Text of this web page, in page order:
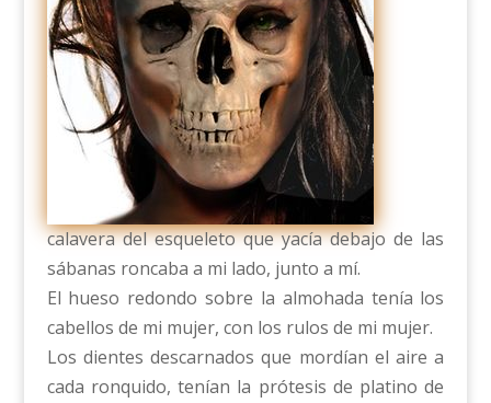
calavera del esqueleto que yacía debajo de las
sábanas roncaba a mi lado, junto a mí.
El hueso redondo sobre la almohada tenía los
cabellos de mi mujer, con los rulos de mi mujer.
Los dientes descarnados que mordían el aire a
cada ronquido, tenían la prótesis de platino de